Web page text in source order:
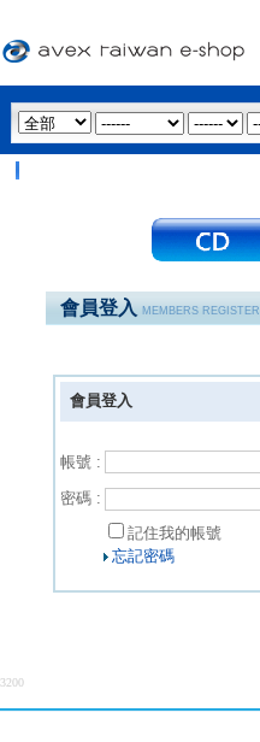
會員登入MEMBERS REGISTER
會員登入
帳號 :
密碼 :
記住我的帳號
忘記密碼
3200